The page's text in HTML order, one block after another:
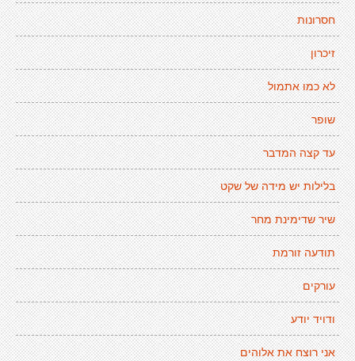
חסרונות
זיכרון
לא כמו אתמול
שופר
עד קצה המדבר
בלילות יש מידה של שקט
שיר שדימינת מחר
תודעה זורמת
עורקים
ודויד יודע
אני רוצח את אלוהים